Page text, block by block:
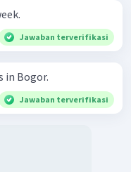
Jawaban terverifikasi
in Bogor.
Jawaban terverifikasi